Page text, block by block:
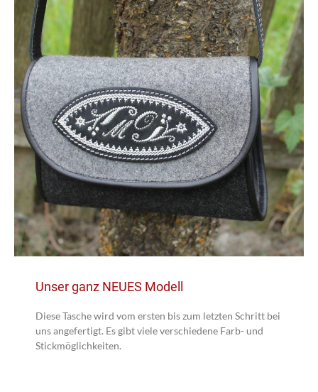
Unser ganz NEUES Modell
Diese Tasche wird vom ersten bis zum letzten Schritt bei
uns angefertigt. Es gibt viele verschiedene Farb- und
Stickmöglichkeiten.